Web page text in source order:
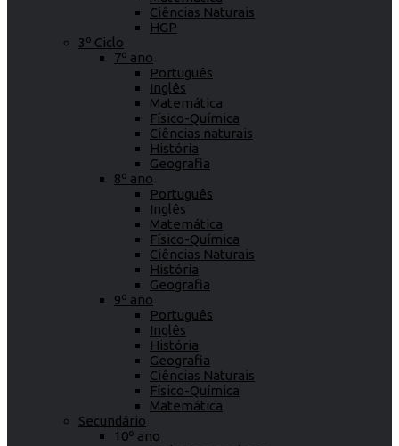
Ciências Naturais
HGP
3º Ciclo
7º ano
Português
Inglês
Matemática
Físico-Química
Ciências naturais
História
Geografia
8º ano
Português
Inglês
Matemática
Físico-Química
Ciências Naturais
História
Geografia
9º ano
Português
Inglês
História
Geografia
Ciências Naturais
Físico-Química
Matemática
Secundário
10º ano